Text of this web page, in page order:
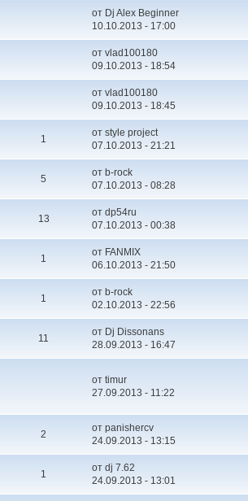
от Dj Alex Beginner
10.10.2013 - 17:00
от vlad100180
09.10.2013 - 18:54
от vlad100180
09.10.2013 - 18:45
1
от style project
07.10.2013 - 21:21
5
от b-rock
07.10.2013 - 08:28
13
от dp54ru
07.10.2013 - 00:38
1
от FANMIX
06.10.2013 - 21:50
1
от b-rock
02.10.2013 - 22:56
11
от Dj Dissonans
28.09.2013 - 16:47
от timur
27.09.2013 - 11:22
2
от panishercv
24.09.2013 - 13:15
1
от dj 7.62
24.09.2013 - 13:01